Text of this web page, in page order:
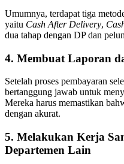
Umumnya, terdapat tiga
yaitu Cash After Delivery,
dua tahap dengan DP dan
4. Membuat Laporan
Setelah proses pembayaran
bertanggung jawab untuk
Mereka harus memastikan
dengan akurat.
5. Melakukan Kerja
Departemen Lain